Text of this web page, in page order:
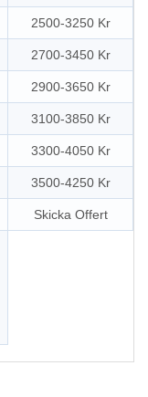
2500-3250 Kr
2700-3450 Kr
2900-3650 Kr
3100-3850 Kr
3300-4050 Kr
3500-4250 Kr
Skicka Offert